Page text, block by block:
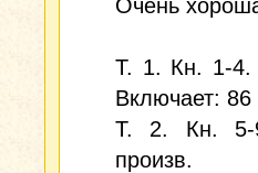
Очень
Т. 1. Кн. 1-4.
Включает: 86
Т. 2. Кн. 5-
произв.